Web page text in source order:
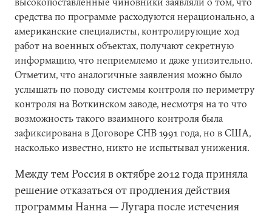
средства по программе расходуются нерационально, а
американские специалисты, контролирующие ход
работ на военных объектах, получают секретную
информацию, что неприемлемо и даже унизительно.
Отметим, что аналогичные заявления можно было
услышать по поводу системы контроля по периметру
контроля на Воткинском заводе, несмотря на то что
возможность такого взаимного контроля была
зафиксирована в Договоре СНВ 1991 года, но в США,
насколько известно, никто не испытывал унижения.
Между тем Россия в октябре 2012 года приняла
решение отказаться от продления действия
программы Нанна — Лугара после истечения